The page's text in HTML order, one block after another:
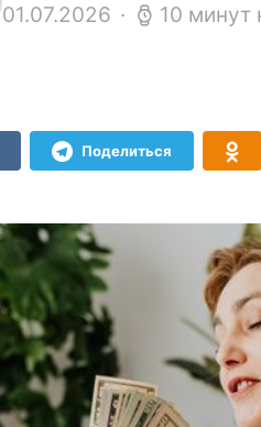
01.07.2026 10 минут
Поделиться